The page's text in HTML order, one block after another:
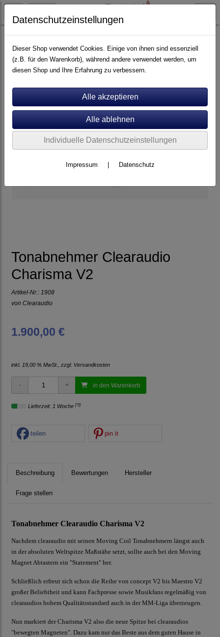
Tonabnehmer MM
Tonabnehmer Clearaudio
Charisma V2
Artikel-Nr.: 1908
von Clearaudio
1.900,00 €
inkl. 19,00 % MwSt., zzgl. Versandkosten
in den Warenkorb
Lieferzeit: 1 Woche [*2]
teilen pin it
Beschreibung Bewertungen Hersteller
Frage stellen
Tonabnehmer Clearaudio Charisma V2
Nachdem clearaudio mit seinen Moving Coil Tonabnehmern längst auch
in der absoluten Weltspitze Maßstäbe setzt, sollte auch bei den Moving
Magnet Abtastern ein "Statement" her.
Schließlich erfreut sich schon die Reihe von concept V2 bis Maestro V2
großer Beliebtheit und kann Fachpresse sowie Musikfans regelmäßig von
clearaudios hohem Qualitätsstandard auch in der MM-Liga überzeugen.
Nun markiert der Charisma V2 also die neue Spitze bei clearaudios
"bewegten Magneten". Dazu kam nur das Beste aus dem guten Hause in
Datenschutzeinstellungen
Dieser Shop verwendet Cookies. Einige von ihnen sind essenziell
(z.B. für den Warenkorb), während andere verwendet werden, um
diesen Shop und Ihre Erfahrung zu verbessern.
Individuelle Datenschutzeinstellungen
Impressum Datenschutz